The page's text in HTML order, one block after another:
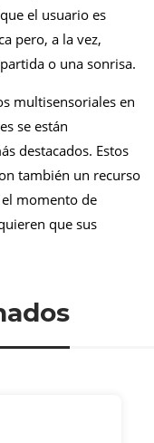
el usuario es
pero, a la vez,
o una sonrisa.
multisensoriales en
se están
destacados. Estos
también un recurso
momento de
que sus